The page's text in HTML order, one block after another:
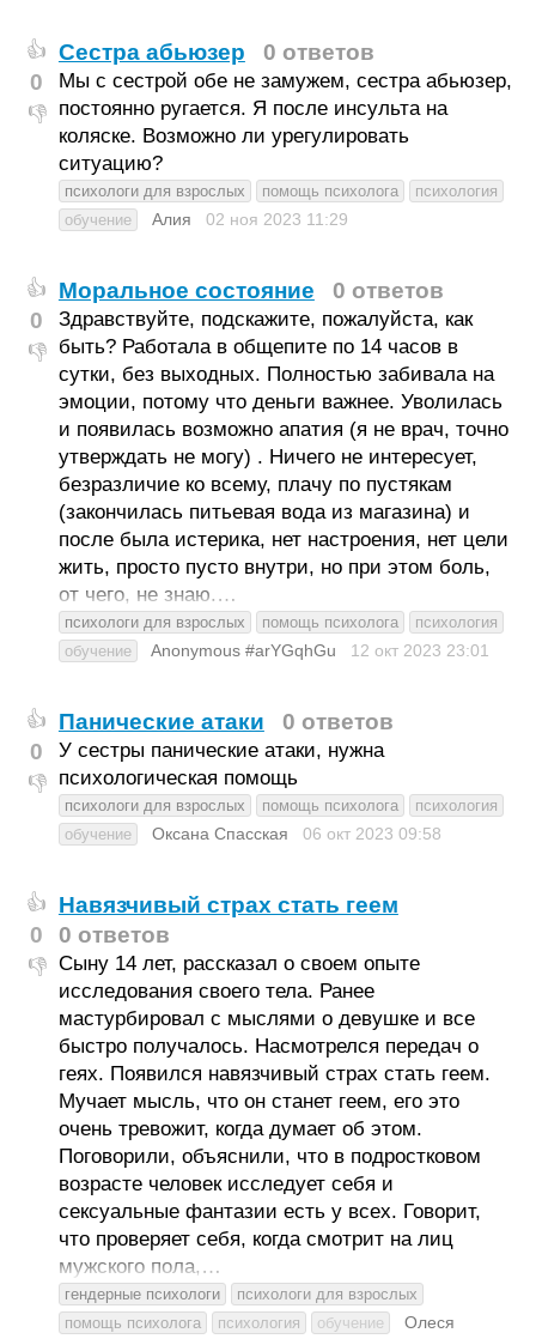
👍
0
👎
Сестра абьюзер 0 ответов
Мы с сестрой обе не замужем, сестра абьюзер,
постоянно ругается. Я после инсульта на
коляске. Возможно ли урегулировать
ситуацию?
психологи для взрослых помощь психолога
психология
обучение
Алия 02 ноя 2023 11:29
👍
0
👎
Моральное состояние 0 ответов
Здравствуйте, подскажите, пожалуйста, как
быть? Работала в общепите по 14 часов в
сутки, без выходных. Полностью забивала на
эмоции, потому что деньги важнее. Уволилась
и появилась возможно апатия (я не врач, точно
утверждать не могу) . Ничего не интересует,
безразличие ко всему, плачу по пустякам
(закончилась питьевая вода из магазина) и
после была истерика, нет настроения, нет цели
жить, просто пусто внутри, но при этом боль,
от чего, не знаю.…
психологи для взрослых помощь психолога
психология
обучение
Anonymous #arYGqhGu 12 окт 2023 23:01
👍
0
👎
Панические атаки 0 ответов
У сестры панические атаки, нужна
психологическая помощь
психологи для взрослых помощь психолога
психология
обучение
Оксана Спасская 06 окт 2023 09:58
👍
0
👎
Навязчивый страх стать геем
0 ответов
Сыну 14 лет, рассказал о своем опыте
исследования своего тела. Ранее
мастурбировал с мыслями о девушке и все
быстро получалось. Насмотрелся передач о
геях. Появился навязчивый страх стать геем.
Мучает мысль, что он станет геем, его это
очень тревожит, когда думает об этом.
Поговорили, объяснили, что в подростковом
возрасте человек исследует себя и
сексуальные фантазии есть у всех. Говорит,
что проверяет себя, когда смотрит на лиц
мужского пола,…
гендерные психологи
психологи для взрослых
помощь психолога
психология обучение
Олеся